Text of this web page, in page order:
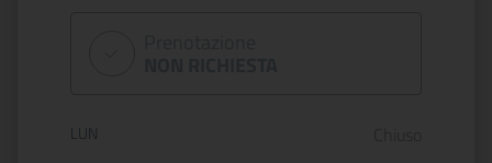
Orario di apertura:
LUN